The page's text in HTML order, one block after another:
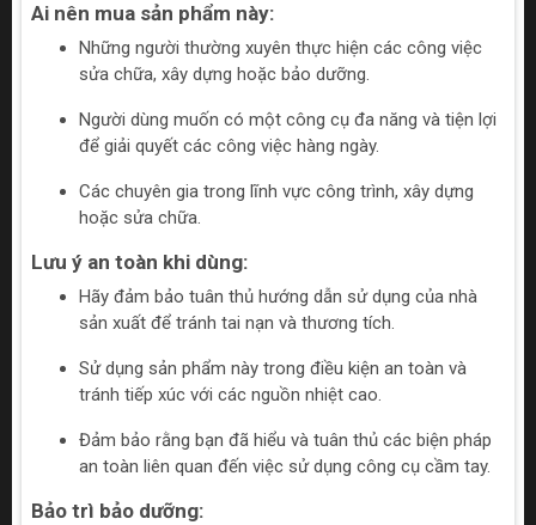
Ai nên mua sản phẩm này:
Những người thường xuyên thực hiện các công việc
sửa chữa, xây dựng hoặc bảo dưỡng.
Người dùng muốn có một công cụ đa năng và tiện lợi
để giải quyết các công việc hàng ngày.
Các chuyên gia trong lĩnh vực công trình, xây dựng
hoặc sửa chữa.
Lưu ý an toàn khi dùng:
Hãy đảm bảo tuân thủ hướng dẫn sử dụng của nhà
sản xuất để tránh tai nạn và thương tích.
Sử dụng sản phẩm này trong điều kiện an toàn và
tránh tiếp xúc với các nguồn nhiệt cao.
Đảm bảo rằng bạn đã hiểu và tuân thủ các biện pháp
an toàn liên quan đến việc sử dụng công cụ cầm tay.
Bảo trì bảo dưỡng: